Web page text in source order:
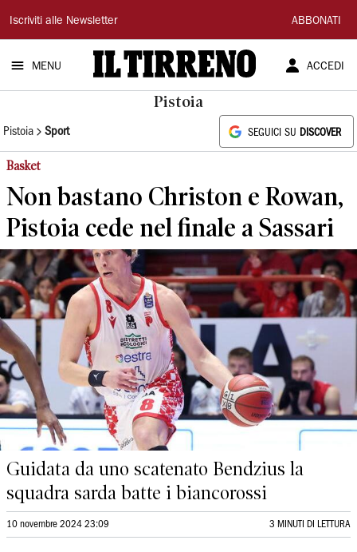
Il
Tirreno
Iscriviti alle Newsletter ABBONATI
MENU ACCEDI
Pistoia
Pistoia Sport SEGUICI SU DISCOVER
Basket
Non bastano Christon e Rowan,
Pistoia cede nel finale a Sassari
Guidata da uno scatenato Bendzius la
squadra sarda batte i biancorossi
10 novembre 2024 23:09 3 MINUTI DI LETTURA